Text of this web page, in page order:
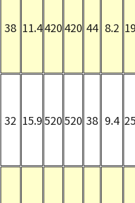
38 11.4420420 44 8.2
32 15.9520520 38 9.4